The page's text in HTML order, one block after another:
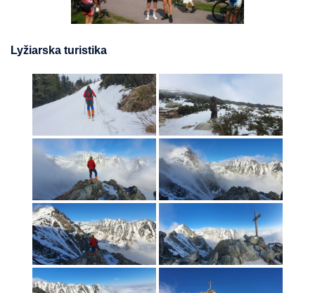
Lyžiarska turistika